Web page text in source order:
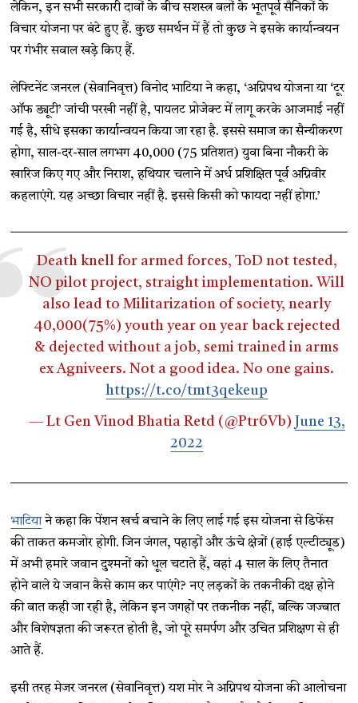
लेकिन, इन सभी सरकारी दावों के बीच सशस्त्र बलों के भूतपूर्व सैनिकों के
विचार योजना पर बंटे हुए हैं. कुछ समर्थन में हैं तो कुछ ने इसके कार्यान्वयन
पर गंभीर सवाल खड़े किए हैं.
लेफ्टिनेंट जनरल (सेवानिवृत्त) विनोद भाटिया ने कहा, ‘अग्निपथ योजना या ‘टूर
ऑफ ड्यूटी’ जांची परखी नहीं है, पायलट प्रोजेक्ट में लागू करके आजमाई नहीं
गई है, सीधे इसका कार्यान्वयन किया जा रहा है. इससे समाज का सैन्यीकरण
होगा, साल-दर-साल लगभग 40,000 (75 प्रतिशत) युवा बिना नौकरी के
खारिज किए गए और निराश, हथियार चलाने में अर्ध प्रशिक्षित पूर्व अग्निवीर
कहलाएंगे. यह अच्छा विचार नहीं है. इससे किसी को फायदा नहीं होगा.’
Death knell for armed forces, ToD not tested,
NO pilot project, straight implementation. Will
also lead to Militarization of society, nearly
40,000(75%) youth year on year back rejected
& dejected without a job, semi trained in arms
ex Agniveers. Not a good idea. No one gains.
https://t.co/tmt3qekeup
— Lt Gen Vinod Bhatia Retd (@Ptr6Vb)
June 13,
2022
भाटियाने कहा कि पेंशन खर्च बचाने के लिए लाई गई इस योजना से डिफेंस
की ताकत कमजोर होगी. जिन जंगल, पहाड़ों और ऊंचे क्षेत्रों (हाई एल्टीट्यूड)
में अभी हमारे जवान दुश्मनों को धूल चटाते हैं, वहां 4 साल के लिए तैनात
होने वाले ये जवान कैसे काम कर पाएंगे? नए लड़कों के तकनीकी दक्ष होने
की बात कही जा रही है, लेकिन इन जगहों पर तकनीक नहीं, बल्कि जज्बात
और विशेषज्ञता की जरूरत होती है, जो पूरे समर्पण और उचित प्रशिक्षण से ही
आते हैं.
इसी तरह मेजर जनरल (सेवानिवृत्त) यश मोर ने अग्निपथ योजना की आलोचना